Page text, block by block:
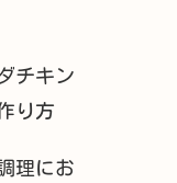
チキン
り方
理にお